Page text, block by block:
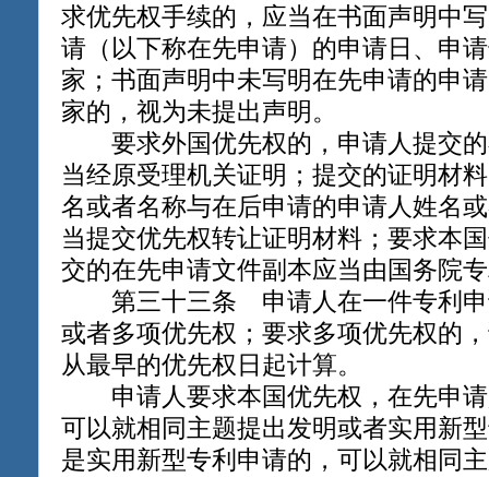
求优先权手续的，应当在书面声明中
请（以下称在先申请）的申请日、申
家；书面声明中未写明在先申请的申
家的，视为未提出声明。
要求外国优先权的，申请人提交的
当经原受理机关证明；提交的证明材
名或者名称与在后申请的申请人姓名
当提交优先权转让证明材料；要求本
交的在先申请文件副本应当由国务院
第三十三条 申请人在一件专利申
或者多项优先权；要求多项优先权的
从最早的优先权日起计算。
申请人要求本国优先权，在先申请
可以就相同主题提出发明或者实用新
是实用新型专利申请的，可以就相同